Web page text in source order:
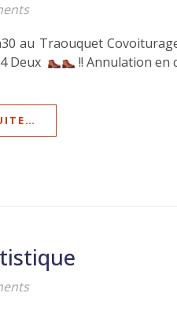
au Traouquet
Deux
!! Annulation en